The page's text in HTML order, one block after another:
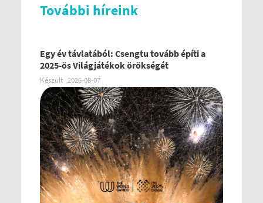
További híreink
Egy év távlatából: Csengtu tovább építi a
2025-ös Világjátékok örökségét
Készült 2026-08-07